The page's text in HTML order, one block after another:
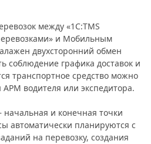
между «1С:TMS
и Мобильным
двухсторонний обмен
соблюдение графика доставок и
транспортное средство можно
водителя или экспедитора.
начальная и конечная точки
автоматически планируются с
на перевозку, создания